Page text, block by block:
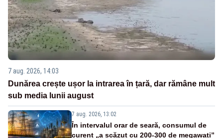
7 aug. 2026, 14:03
Dunărea crește ușor la intrarea în țară, dar rămâne mult
sub media lunii august
7 aug. 2026, 13:02
În intervalul orar de seară, consumul de
curent „a scăzut cu 200-300 de megawați”